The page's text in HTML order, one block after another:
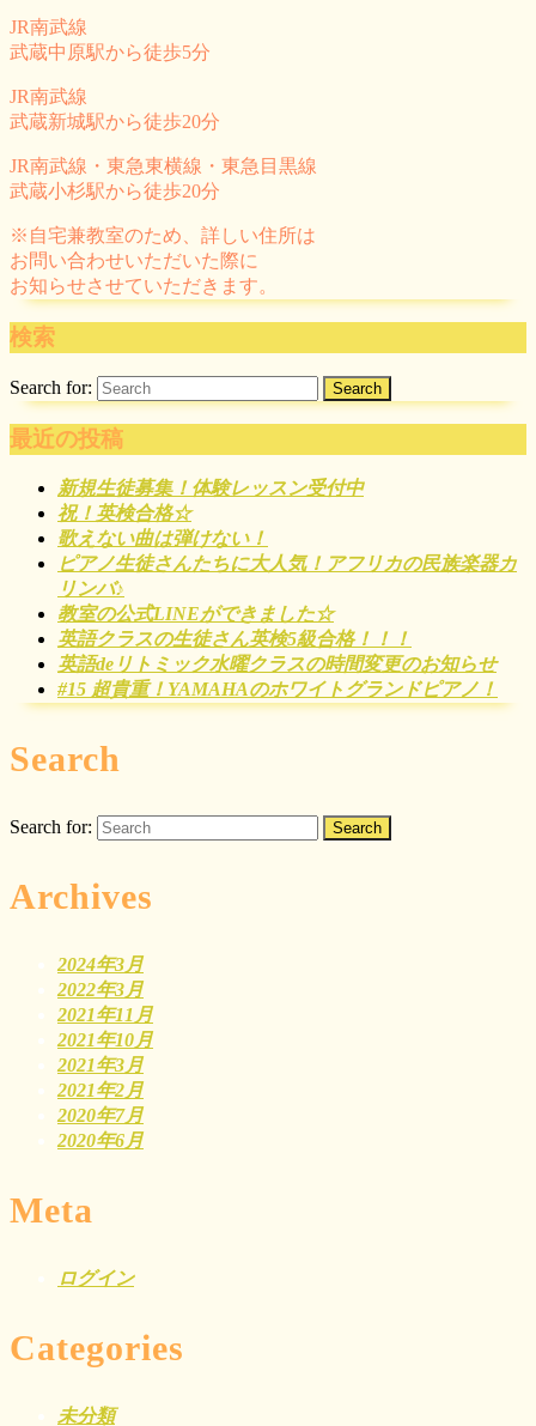
JR南武線
武蔵中原駅から徒歩5分
JR南武線
武蔵新城駅から徒歩20分
JR南武線・東急東横線・東急目黒線
武蔵小杉駅から徒歩20分
※自宅兼教室のため、詳しい住所は
お問い合わせいただいた際に
お知らせさせていただきます。
検索
Search for:
最近の投稿
新規生徒募集！体験レッスン受付中
祝！英検合格☆
歌えない曲は弾けない！
ピアノ生徒さんたちに大人気！アフリカの民族楽器カ
リンバ♪
教室の公式LINEができました☆
英語クラスの生徒さん英検5級合格！！！
英語deリトミック水曜クラスの時間変更のお知らせ
#15 超貴重！YAMAHAのホワイトグランドピアノ！
Search
Search for:
Archives
2024年3月
2022年3月
2021年11月
2021年10月
2021年3月
2021年2月
2020年7月
2020年6月
Meta
ログイン
Categories
未分類